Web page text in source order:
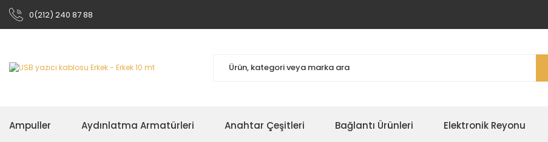
0(212) 240 87 88
Ampuller Aydınlatma Armatürleri Anahtar Çeşitleri Bağlantı Ürünleri Elektronik Reyonu